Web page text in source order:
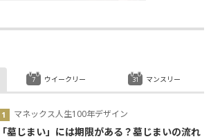
マネックス人生100年デザイン
「墓じまい」には期限がある？墓じまいの流れ
ウイークリー マンスリー